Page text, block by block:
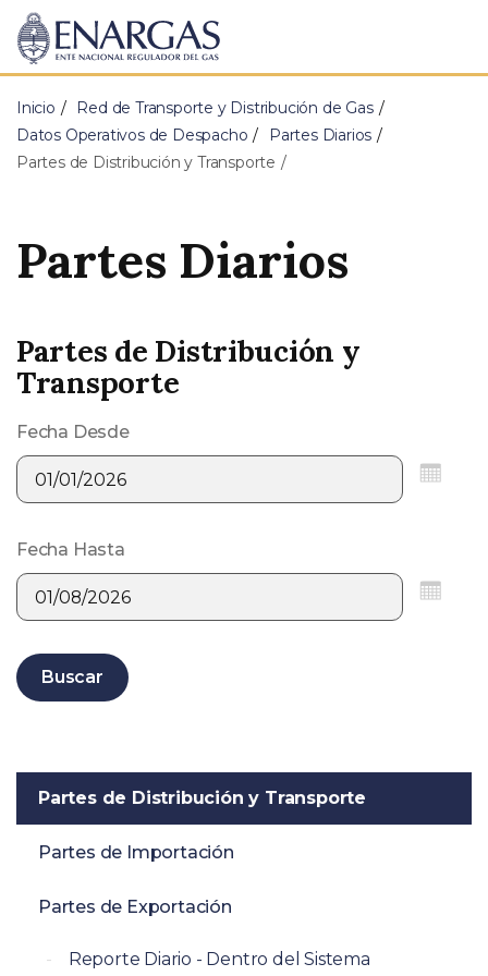
ENARGAS
Ente
Nacional
del
Gas
Inicio
Red de Transporte y Distribución de Gas
Datos Operativos de Despacho
Partes Diarios
Partes de Distribución y Transporte
Partes Diarios
Partes de Distribución y
Transporte
Fecha Desde
Fecha Hasta
Buscar
Partes de Distribución y Transporte
Partes de Importación
Partes de Exportación
Reporte Diario - Dentro del Sistema